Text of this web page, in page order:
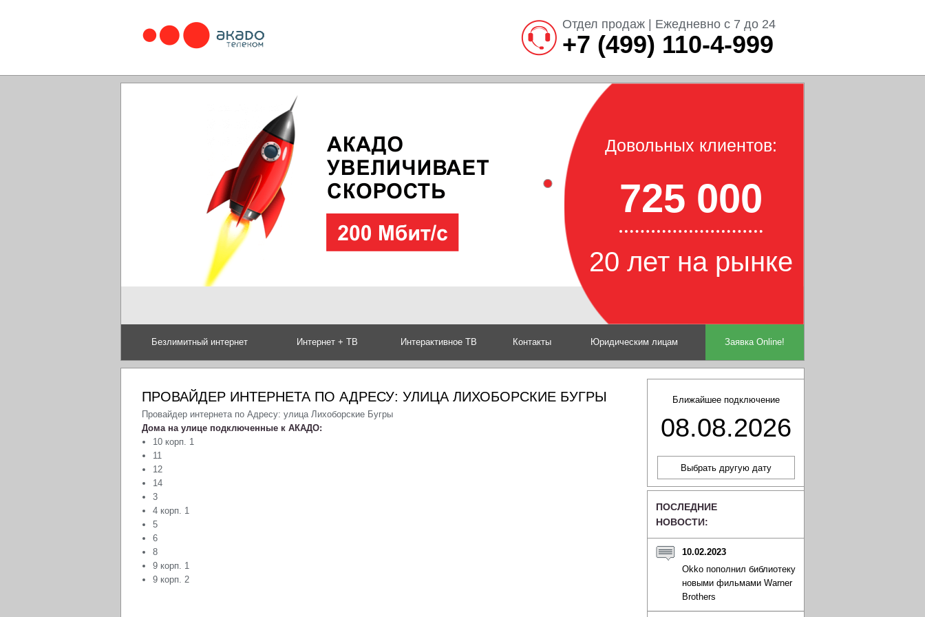
Отдел продаж | Ежедневно с 7 до 24
+7 (499) 110-4-999
Довольных клиентов:
725 000
20 лет на рынке
Безлимитный интернет Интернет + ТВ Интерактивное ТВ Контакты Юридическим лицам Заявка Online!
Ближайшее подключение
08.08.2026
ПОСЛЕДНИЕ
НОВОСТИ:
10.02.2023
Okko пополнил библиотеку
новыми фильмами Warner
Brothers
ПРОВАЙДЕР ИНТЕРНЕТА ПО АДРЕСУ: УЛИЦА ЛИХОБОРСКИЕ БУГРЫ
Провайдер интернета по Адресу: улица Лихоборские Бугры
Дома на улице подключенные к АКАДО:
10 корп. 1
11
12
14
3
4 корп. 1
5
6
8
9 корп. 1
9 корп. 2